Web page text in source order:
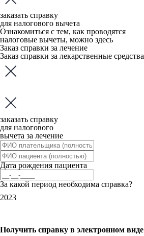
заказать справку
для налогового вычета
Ознакомиться с тем, как проводятся
налоговые вычеты, можно здесь
Заказ справки за лечение
Заказ справки за лекарственные средства
заказать справку
для налогового
вычета за лечение
Дата рождения пациента
За какой период необходима справка?
2023
Получить справку в электронном виде